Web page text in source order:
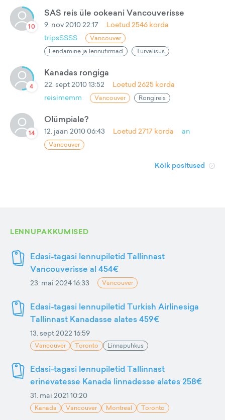
10
SAS reis üle ookeani Vancouverisse
9. nov 2010 22:17 Loetud 2546 korda
tripsSSSS
Vancouver
Lendamine ja lennufirmad
Turvalisus
4
Kanadas rongiga
22. sept 2010 13:52 Loetud 2625 korda
reisimemm
Vancouver Rongireis
14
Olümpiale?
12. jaan 2010 06:43 Loetud 2717 korda an
Vancouver
Kõik positused
LENNUPAKKUMISED
Edasi-tagasi lennupiletid Tallinnast
Vancouverisse al 454€
23. mai 2024 16:33 Vancouver
Edasi-tagasi lennupiletid Turkish Airlinesiga
Tallinnast Kanadasse alates 459€
13. sept 2022 16:59
Vancouver Toronto Linnapuhkus
Edasi-tagasi lennupiletid Tallinnast
erinevatesse Kanada linnadesse alates 258€
31. mai 2021 10:20
Kanada Vancouver Montreal Toronto